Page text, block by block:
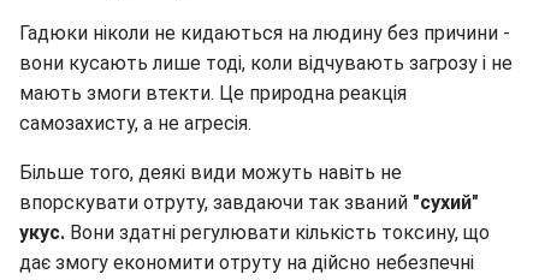
Гадюки ніколи не кидаються на людину без причини -
вони кусають лише тоді, коли відчувають загрозу і не
мають змоги втекти. Це природна реакція
самозахисту, а не агресія.
Більше того, деякі види можуть навіть не
впорскувати отруту, завдаючи так званий "сухий"
укус. Вони здатні регулювати кількість токсину, що
дає змогу економити отруту на дійсно небезпечні